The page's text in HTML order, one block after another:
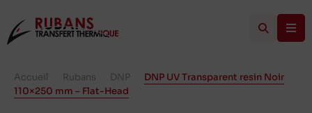
Accueil Rubans DNP
DNP UV Transparent resin Noir
110×250 mm – Flat-Head